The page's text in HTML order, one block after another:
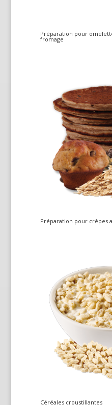
Préparation pour
fromage
Préparation pour crêpes
Céréales croustillantes